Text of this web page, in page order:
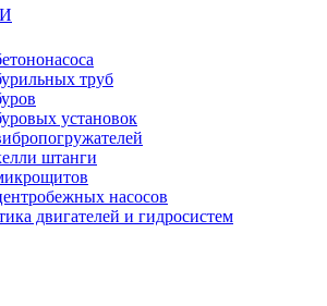
труб
установок
штанги
насосов
двигателей и гидросистем